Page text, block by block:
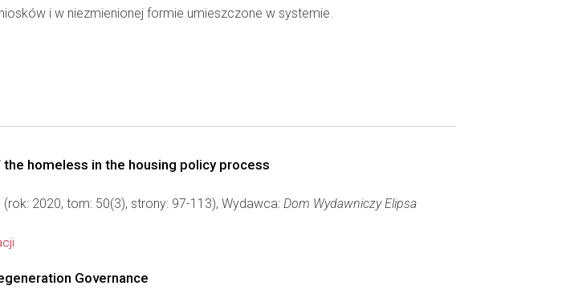
i w niezmienionej formie umieszczone w systemie.
homeless in the housing policy process
(rok: 2020, tom: 50(3), strony: 97-113), Wydawca: Dom Wydawniczy Elipsa
Governance